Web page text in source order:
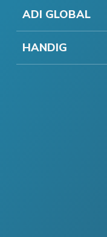
ADI GLOBAL
HANDIG